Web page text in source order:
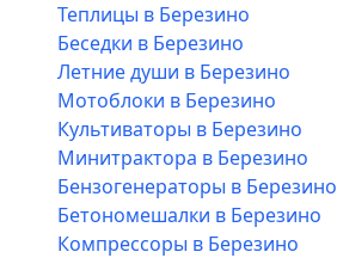
Теплицы в Березино
Беседки в Березино
Летние души в Березино
Мотоблоки в Березино
Культиваторы в Березино
Минитрактора в Березино
Бензогенераторы в Березино
Бетономешалки в Березино
Компрессоры в Березино